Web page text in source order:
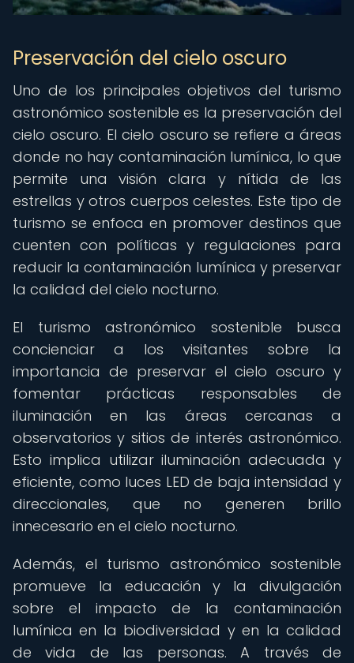
Preservación del cielo oscuro
Uno de los principales objetivos del turismo
astronómico sostenible es la preservación del
cielo oscuro. El cielo oscuro se refiere a áreas
donde no hay contaminación lumínica, lo que
permite una visión clara y nítida de las
estrellas y otros cuerpos celestes. Este tipo de
turismo se enfoca en promover destinos que
cuenten con políticas y regulaciones para
reducir la contaminación lumínica y preservar
la calidad del cielo nocturno.
El turismo astronómico sostenible busca
concienciar a los visitantes sobre la
importancia de preservar el cielo oscuro y
fomentar prácticas responsables de
iluminación en las áreas cercanas a
observatorios y sitios de interés astronómico.
Esto implica utilizar iluminación adecuada y
eficiente, como luces LED de baja intensidad y
direccionales, que no generen brillo
innecesario en el cielo nocturno.
Además, el turismo astronómico sostenible
promueve la educación y la divulgación
sobre el impacto de la contaminación
lumínica en la biodiversidad y en la calidad
de vida de las personas. A través de